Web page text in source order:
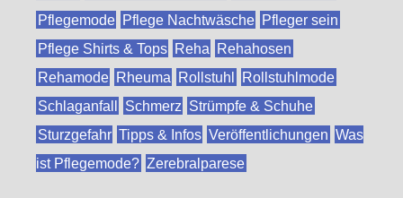
Pflegemode
Pflege Nachtwäsche
Pfleger sein
Pflege Shirts & Tops
Reha
Rehahosen
Rehamode
Rheuma Rollstuhl
Rollstuhlmode
Schlaganfall
Schmerz Strümpfe & Schuhe
Sturzgefahr Tipps & Infos Veröffentlichungen Was
ist Pflegemode? Zerebralparese